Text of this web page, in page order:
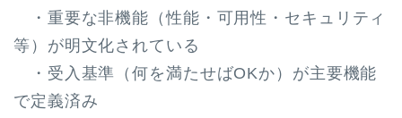
・重要な非機能（性能・可用性・セキュリティ
等）が明文化されている
・受入基準（何を満たせばOKか）が主要機能
で定義済み